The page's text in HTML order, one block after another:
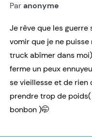
Paranonyme
Je rêve que les guerre
vomir que je ne
truck abîmer dans
ferme un peux
se vieillesse et de rien
prendre trop de
bonbon )🤭